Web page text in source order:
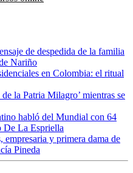
de despedida de la familia
Nariño
en Colombia: el ritual
la Patria Milagro’ mientras se
habló del Mundial con 64
De La Espriella
empresaria y primera dama de
Pineda